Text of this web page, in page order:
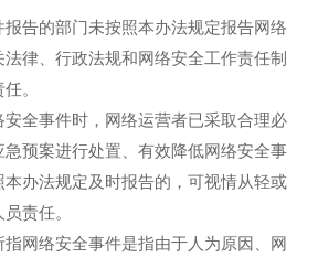
告的部门未按照本办法规定报告网络
律、行政法规和网络安全工作责任制
。
安全事件时，网络运营者已采取合理必
预案进行处置、有效降低网络安全事
办法规定及时报告的，可视情从轻或
责任。
指网络安全事件是指由于人为原因、网